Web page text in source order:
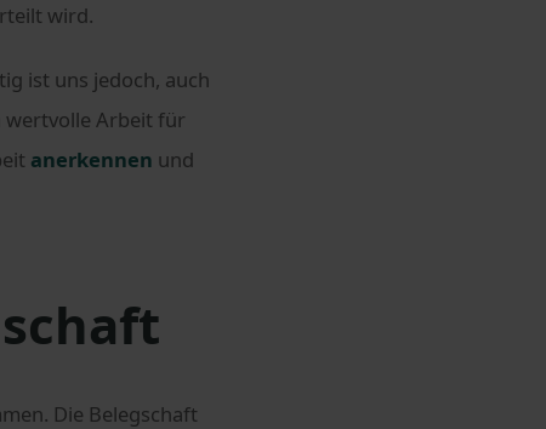
wird.
ist uns jedoch, auch
wertvolle Arbeit für
anerkennen und
Die Belegschaft